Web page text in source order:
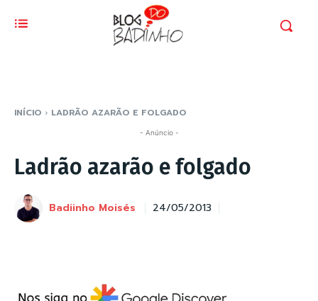
INÍCIO LADRÃO AZARÃO E FOLGADO
- Anúncio -
Ladrão azarão e folgado
Badiinho Moisés 24/05/2013